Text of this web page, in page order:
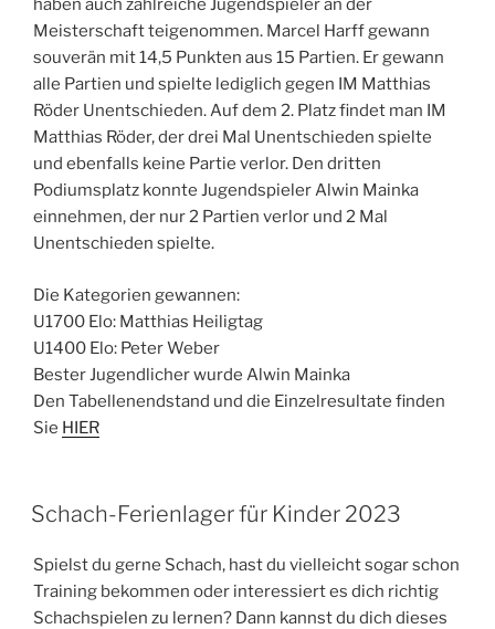
haben auch zahlreiche Jugendspieler an der
Meisterschaft teigenommen. Marcel Harff gewann
souverän mit 14,5 Punkten aus 15 Partien. Er gewann
alle Partien und spielte lediglich gegen IM Matthias
Röder Unentschieden. Auf dem 2. Platz findet man IM
Matthias Röder, der drei Mal Unentschieden spielte
und ebenfalls keine Partie verlor. Den dritten
Podiumsplatz konnte Jugendspieler Alwin Mainka
einnehmen, der nur 2 Partien verlor und 2 Mal
Unentschieden spielte.
Die Kategorien gewannen:
U1700 Elo: Matthias Heiligtag
U1400 Elo: Peter Weber
Bester Jugendlicher wurde Alwin Mainka
Den Tabellenendstand und die Einzelresultate finden
Sie HIER
Schach-Ferienlager für Kinder 2023
Spielst du gerne Schach, hast du vielleicht sogar schon
Training bekommen oder interessiert es dich richtig
Schachspielen zu lernen? Dann kannst du dich dieses